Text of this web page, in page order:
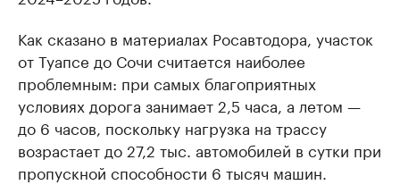
Как сказано в материалах Росавтодора, участок
от Туапсе до Сочи считается наиболее
проблемным: при самых благоприятных
условиях дорога занимает 2,5 часа, а летом —
до 6 часов, поскольку нагрузка на трассу
возрастает до 27,2 тыс. автомобилей в сутки при
пропускной способности 6 тысяч машин.